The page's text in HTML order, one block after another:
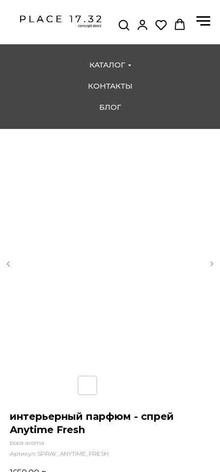
КАТАЛОГ
КОНТАКТЫ
БЛОГ
интерьерный парфюм - спрей
Anytime Fresh
boca aroma
Артикул: SPRAY_ANYTIME_FRESH